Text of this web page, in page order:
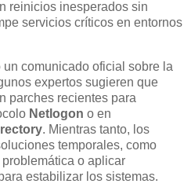
reinicios inesperados sin
servicios críticos en entornos
comunicado oficial sobre la
expertos sugieren que
parches recientes para
Netlogon o en
. Mientras tanto, los
temporales, como
o aplicar
estabilizar los sistemas.